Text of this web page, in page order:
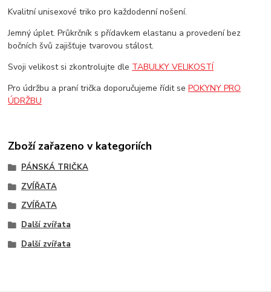
Kvalitní unisexové triko pro každodenní nošení.
Jemný úplet. Průkrčník s přídavkem elastanu a provedení bez
bočních švů zajišťuje tvarovou stálost.
Svoji velikost si zkontrolujte dle TABULKY VELIKOSTÍ
Pro údržbu a praní trička doporučujeme řídit sePOKYNY PRO
ÚDRŽBU
Zboží zařazeno v kategoriích
PÁNSKÁ TRIČKA
ZVÍŘATA
ZVÍŘATA
Další zvířata
Další zvířata